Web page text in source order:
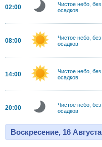
02:00
Чистое небо, без
осадков
08:00
Чистое небо, без
осадков
14:00
Чистое небо, без
осадков
20:00
Чистое небо, без
осадков
Воскресение, 16 Августа